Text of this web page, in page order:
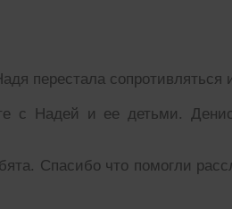
перестала сопротивляться
с Надей и ее детьми.
что помогли